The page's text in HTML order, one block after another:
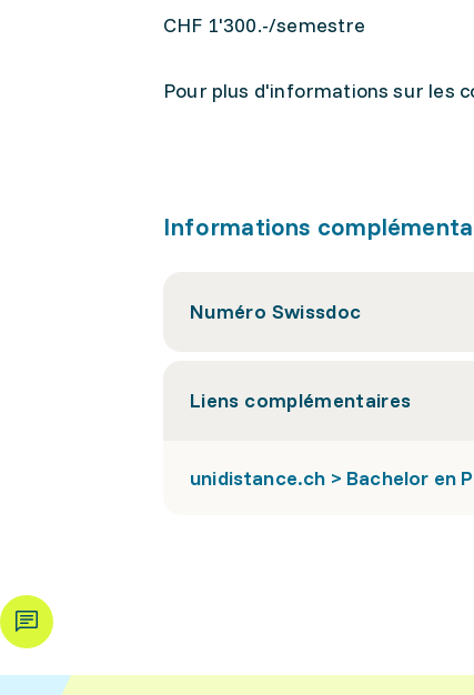
CHF 1'300.-/semestre
Pour plus d'informations sur les
Informations
Numéro Swissdoc
Liens complémentaires
unidistance.ch > Bachelor en